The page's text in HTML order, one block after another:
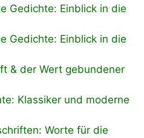
Gedichte: Einblick in die
Gedichte: Einblick in die
& der Wert gebundener
Klassiker und moderne
Worte für die